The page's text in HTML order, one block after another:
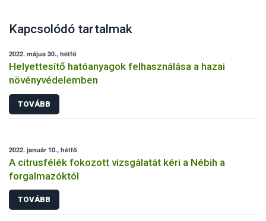
Kapcsolódó tartalmak
2022. május 30., hétfő
Helyettesítő hatóanyagok felhasználása a hazai
növényvédelemben
TOVÁBB
2022. január 10., hétfő
A citrusfélék fokozott vizsgálatát kéri a Nébih a
forgalmazóktól
TOVÁBB